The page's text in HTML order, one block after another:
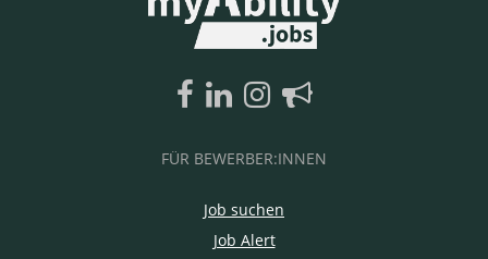
FÜR BEWERBER:INNEN
Job suchen
Job Alert